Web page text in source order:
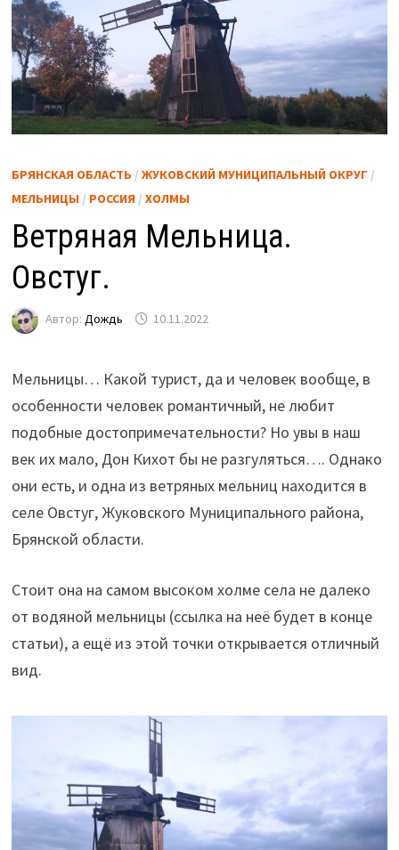
БРЯНСКАЯ ОБЛАСТЬ / ЖУКОВСКИЙ МУНИЦИПАЛЬНЫЙ ОКРУГ /
МЕЛЬНИЦЫ / РОССИЯ / ХОЛМЫ
Ветряная Мельница.
Овстуг.
Автор: Дождь 10.11.2022
Мельницы… Какой турист, да и человек вообще, в
особенности человек романтичный, не любит
подобные достопримечательности? Но увы в наш
век их мало, Дон Кихот бы не разгуляться…. Однако
они есть, и одна из ветряных мельниц находится в
селе Овстуг, Жуковского Муниципального района,
Брянской области.
Стоит она на самом высоком холме села не далеко
от водяной мельницы (ссылка на неё будет в конце
статьи), а ещё из этой точки открывается отличный
вид.